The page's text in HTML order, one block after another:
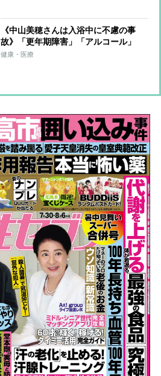
《中山美穂さんは入浴中に不慮の事
故》「更年期障害」「アルコール」
「お風呂」が重なることの大きなリス
健康・医療